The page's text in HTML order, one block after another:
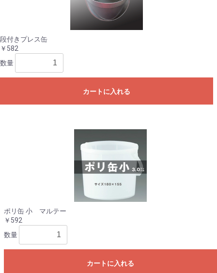
段付きプレス缶
￥582
数量
カートに入れる
ポリ缶 小 マルテー
￥592
数量
カートに入れる
お買い物を続ける カートへ進む